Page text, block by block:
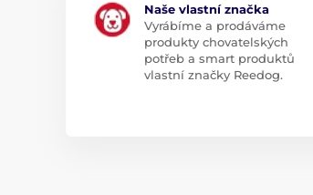
Naše vlastní značka
Vyrábíme a prodáváme
produkty chovatelských
potřeb a smart produktů
vlastní značky Reedog.